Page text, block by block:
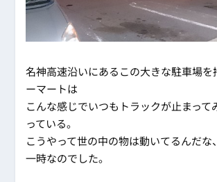
名神高速沿いにあるこの大きな駐車場を
ーマートは
こんな感じでいつもトラックが止まって
っている。
こうやって世の中の物は動いてるんだな
一時なのでした。